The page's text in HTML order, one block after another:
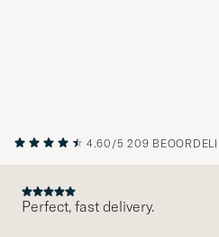
4.60/5 209
Perfect, fast delivery.